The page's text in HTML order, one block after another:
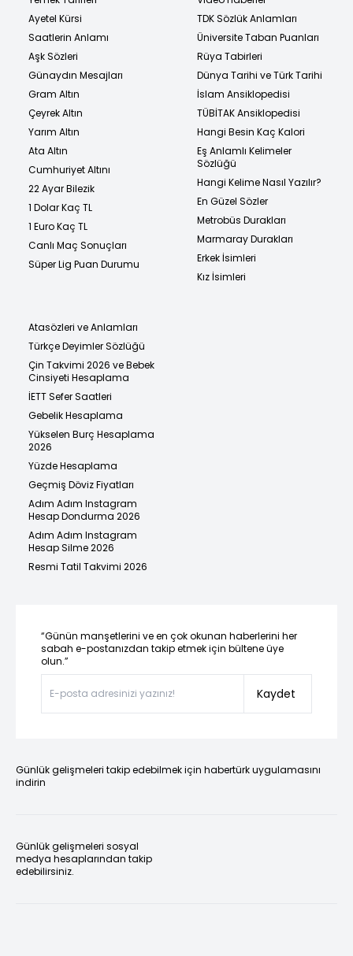
Ayetel Kürsi
Saatlerin Anlamı
Aşk Sözleri
Günaydın Mesajları
Gram Altın
Çeyrek Altın
Yarım Altın
Ata Altın
Cumhuriyet Altını
22 Ayar Bilezik
1 Dolar Kaç TL
1 Euro Kaç TL
Canlı Maç Sonuçları
Süper Lig Puan Durumu
TDK Sözlük Anlamları
Üniversite Taban Puanları
Rüya Tabirleri
Dünya Tarihi ve Türk Tarihi
İslam Ansiklopedisi
TÜBİTAK Ansiklopedisi
Hangi Besin Kaç Kalori
Eş Anlamlı Kelimeler
Sözlüğü
Hangi Kelime Nasıl Yazılır?
En Güzel Sözler
Metrobüs Durakları
Marmaray Durakları
Erkek İsimleri
Kız İsimleri
Atasözleri ve Anlamları
Türkçe Deyimler Sözlüğü
Çin Takvimi 2026 ve Bebek
Cinsiyeti Hesaplama
İETT Sefer Saatleri
Gebelik Hesaplama
Yükselen Burç Hesaplama
2026
Yüzde Hesaplama
Geçmiş Döviz Fiyatları
Adım Adım Instagram
Hesap Dondurma 2026
Adım Adım Instagram
Hesap Silme 2026
Resmi Tatil Takvimi 2026
“Günün manşetlerini ve en çok okunan haberlerini her
sabah e-postanızdan takip etmek için bültene üye
olun.”
Kaydet
Günlük gelişmeleri takip edebilmek için habertürk uygulamasını
indirin
Günlük gelişmeleri sosyal
medya hesaplarından takip
edebilirsiniz.